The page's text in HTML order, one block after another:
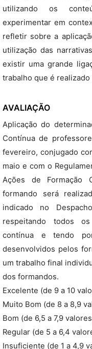
utilizando os
experimentar em
refletir sobre a
utilização das
existir uma grande
trabalho que é
AVALIAÇÃO
Aplicação do
Contínua de
fevereiro, conjugado
maio e com o
Ações de Formação
formando será
indicado no
respeitando todos
contínua e tendo
desenvolvidos pelos
um trabalho final
dos formandos.
Excelente (de 9 a 10
Muito Bom (de 8 a 8,9
Bom (de 6,5 a 7,9
Regular (de 5 a 6,4
Insuficiente (de 1 a 4,9